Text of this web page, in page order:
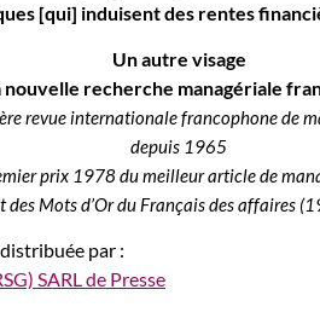
[qui] induisent des rentes
Un autre visage
nouvelle recherche managériale
revue internationale francophone de
depuis 1965
prix 1978 du meilleur article de
des Mots d’Or du Français des affaires
par :
SARL de Presse